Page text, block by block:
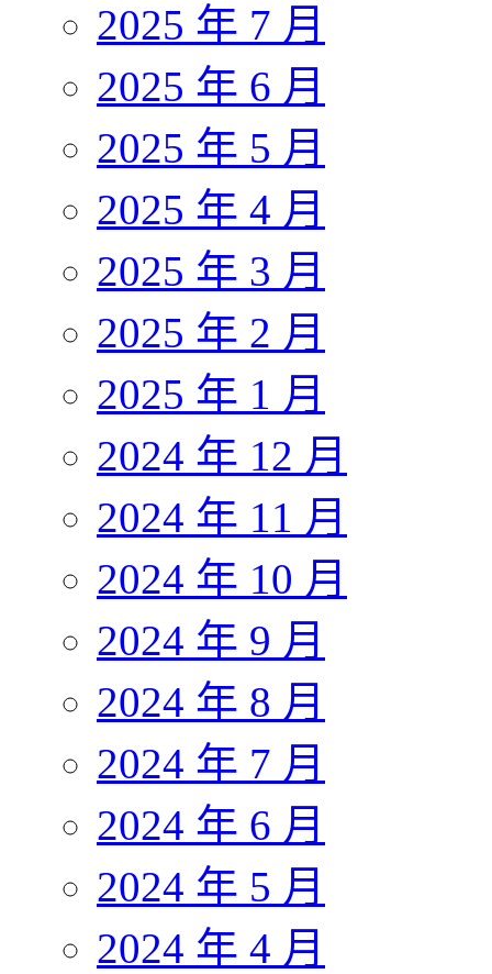
2025 年 7 月
2025 年 6 月
2025 年 5 月
2025 年 4 月
2025 年 3 月
2025 年 2 月
2025 年 1 月
2024 年 12 月
2024 年 11 月
2024 年 10 月
2024 年 9 月
2024 年 8 月
2024 年 7 月
2024 年 6 月
2024 年 5 月
2024 年 4 月